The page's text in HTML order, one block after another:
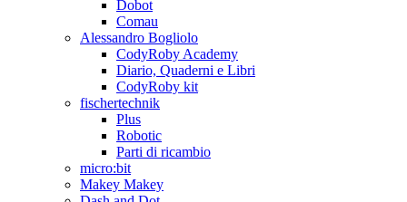
Dobot
Comau
Alessandro Bogliolo
CodyRoby Academy
Diario, Quaderni e Libri
CodyRoby kit
fischertechnik
Plus
Robotic
Parti di ricambio
micro:bit
Makey Makey